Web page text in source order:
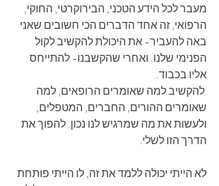
מעבר לכל הידע הטכני, הבירוקרטי, החוקי,
הרפואי, זה אחד הדברים הכי חשובים שאני
באה להעביר- את היכולת להקשיב לקול
הפנימי שלנו. ואחרי שהקשבנו- להתייחס
אליו בכבוד.
להקשיב למה שאומרים הרופאים, למה
שאומרים ההורים, החברים, המטפלים,
ולעשות את מה שמרגיש לנו נכון. להפוך את
הדרך הזו לשלי.
לא הייתי יכולה ללמד את זה, לו הייתי פותחת